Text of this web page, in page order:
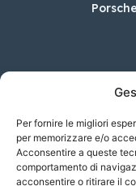
Per fornire le migliori
per memorizzare e/o
Acconsentire a queste
comportamento di
acconsentire o ritirare il
DS DS 3 E-